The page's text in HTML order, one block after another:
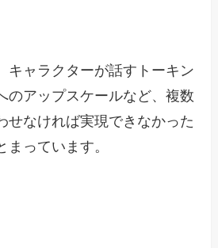
キャラクターが話すトーキン
のアップスケールなど、複数
せなければ実現できなかった
っています。